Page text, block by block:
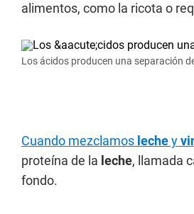
alimentos, como la ricota o
Los ácidos producen una separación
Cuando mezclamos lechey
proteína de la leche, llamada
fondo.